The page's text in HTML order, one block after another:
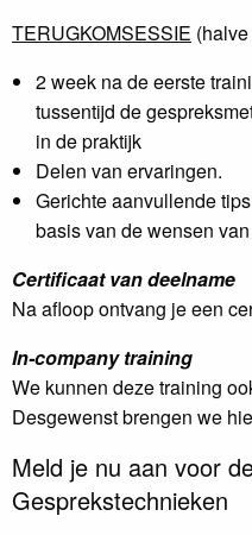
TERUGKOMSESSIE
2 week na de eerste
tussentijd de
in de praktijk
Delen van ervaringen.
Gerichte aanvullende
basis van de wensen
Certificaat van deelname
Na afloop ontvang je een
In-company training
We kunnen deze training
Desgewenst brengen we
Meld je nu aan voor
Gesprekstechnieken